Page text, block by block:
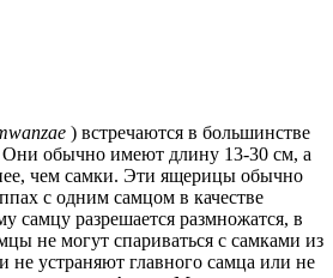
) встречаются в большинстве
обычно имеют длину 13-30 см, а
чем самки. Эти ящерицы обычно
с одним самцом в качестве
разрешается размножатся, в
не могут спариваться с самками из
не устраняют главного самца или не